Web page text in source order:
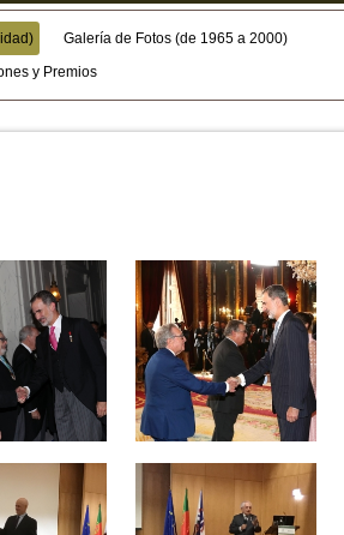
Galería de Fotos (de 1965 a 2000)
y Premios